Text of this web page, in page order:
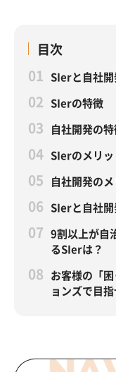
目次
SIerと自社
SIerの特徴
自社開発の
SIerのメリ
自社開発の
SIerと自社
9割以上が自
るSIerは？
お客様の「
ョンズで目